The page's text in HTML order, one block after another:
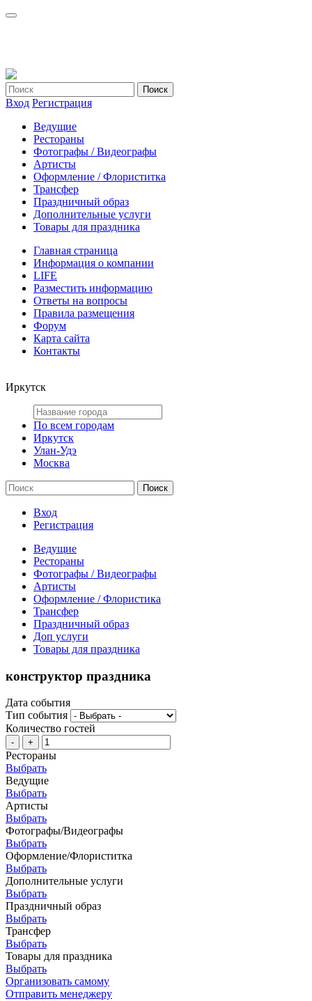
Вход Регистрация
Ведущие
Рестораны
Фотографы / Видеографы
Артисты
Оформление / Флориститка
Трансфер
Праздничный образ
Дополнительные услуги
Товары для праздника
Главная страница
Информация о компании
LIFE
Разместить информацию
Ответы на вопросы
Правила размещения
Форум
Карта сайта
Контакты
Иркутск
По всем городам
Иркутск
Улан-Удэ
Москва
Вход
Регистрация
Ведущие
Рестораны
Фотографы / Видеографы
Артисты
Оформление / Флористика
Трансфер
Праздничный образ
Доп услуги
Товары для праздника
конструктор праздника
Дата события
Тип события
Количество гостей
- +
Рестораны
Выбрать
Ведущие
Выбрать
Артисты
Выбрать
Фотографы/Видеографы
Выбрать
Оформление/Флориститка
Выбрать
Дополнительные услуги
Выбрать
Праздничный образ
Выбрать
Трансфер
Выбрать
Товары для праздника
Выбрать
Организовать самому
Отправить менеджеру